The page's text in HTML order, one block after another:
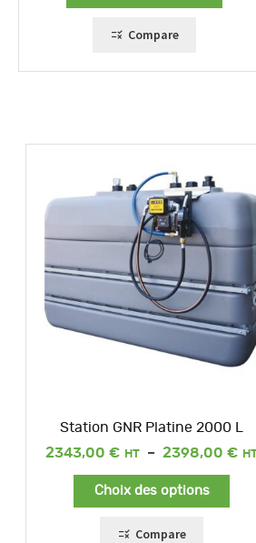
Compare
Station GNR Platine 2000 L
2343,00 € – 2398,00 €
Choix des options
Compare